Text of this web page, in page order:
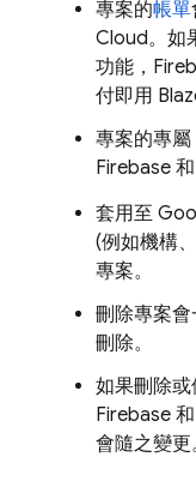
專案的帳單
Cloud。如
功能，
付即用
專案的專屬
Firebase 和
套用至
(例如機構
專案。
刪除專案
刪除。
如果刪除或
Firebase 和
會隨之變更